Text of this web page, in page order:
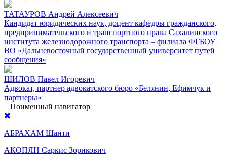
ТАТАУРОВ Андрей Алексеевич
Кандидат юридических наук, доцент кафедры гражданского,
предпринимательского и транспортного права Сахалинского
института железнодорожного транспорта – филиала ФГБОУ
ВО «Дальневосточный государственный университет путей
сообщения»
ШИЛОВ Павел Игоревич
Адвокат, партнер адвокатского бюро «Белянин, Ефимчук и
партнеры»
Поименный навигатор
АБРАХАМ Шанти
АКОПЯН Саркис Зорикович